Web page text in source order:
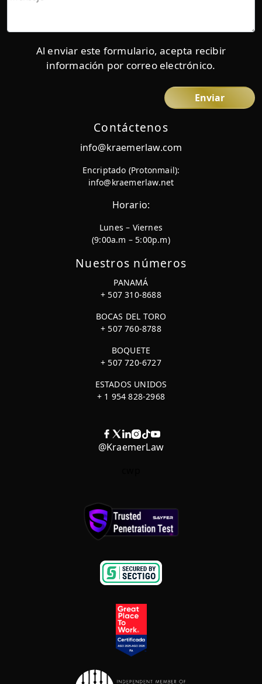
Contáctenos
info@kraemerlaw.com
Encriptado (Protonmail):
info@kraemerlaw.net
Horario:
Lunes – Viernes
(9:00a.m – 5:00p.m)
Nuestros números
PANAMÁ
+ 507 310-8688
BOCAS DEL TORO
+ 507 760-8788
BOQUETE
+ 507 720-6727
ESTADOS UNIDOS
+ 1 954 828-2968
@KraemerLaw
Al enviar este formulario, acepta recibir
información por correo electrónico.